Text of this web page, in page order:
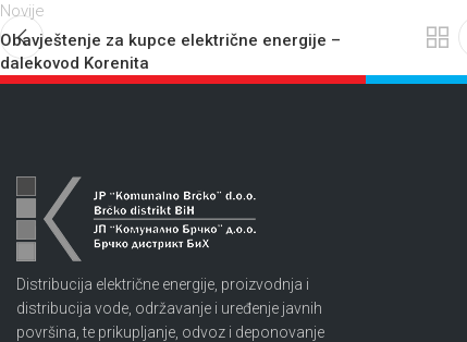
Novije
Obavještenje za kupce električne energije –
dalekovod Korenita
Distribucija električne energije, proizvodnja i
distribucija vode, održavanje i uređenje javnih
površina, te prikupljanje, odvoz i deponovanje